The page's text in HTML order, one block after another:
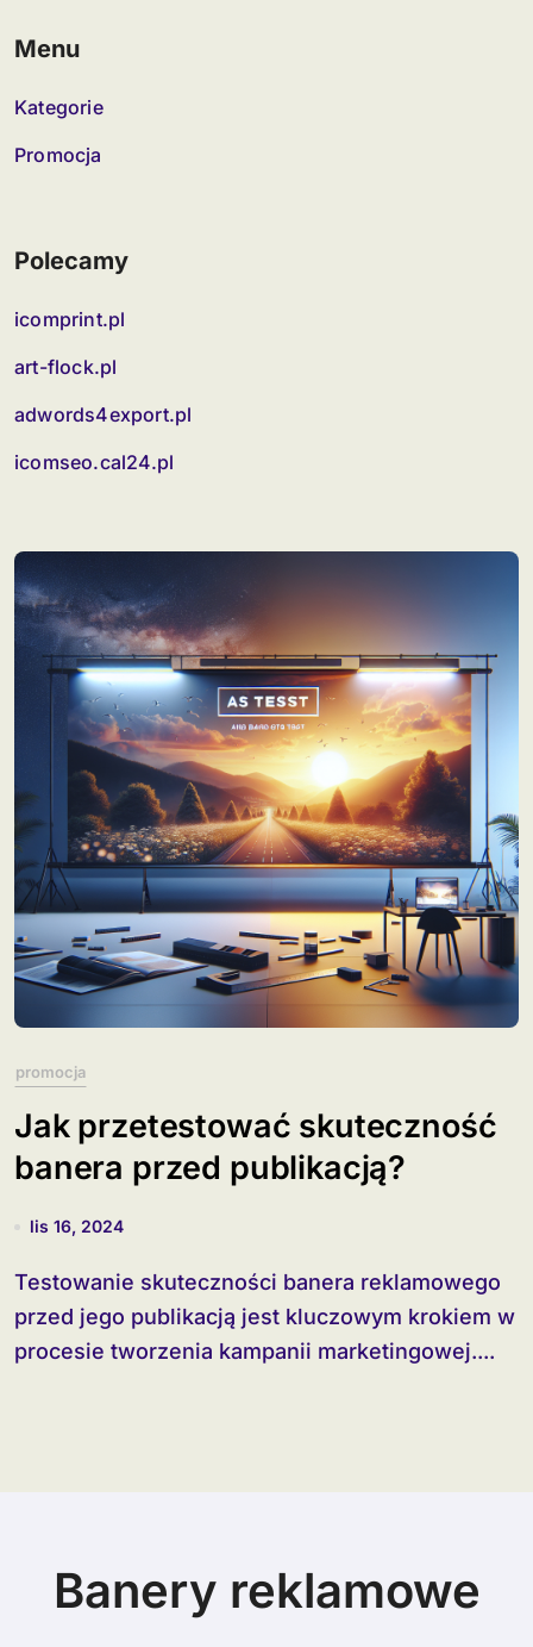
Menu
Kategorie
Promocja
Polecamy
icomprint.pl
art-flock.pl
adwords4export.pl
icomseo.cal24.pl
promocja
Jak przetestować skuteczność
banera przed publikacją?
lis 16, 2024
Testowanie skuteczności banera reklamowego
przed jego publikacją jest kluczowym krokiem w
procesie tworzenia kampanii marketingowej....
Banery reklamowe